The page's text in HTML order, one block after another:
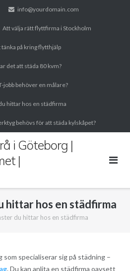
info@yourdomain.com
Att välja rätt flyttfirma i Stockholm
tänka på kring flytthjälp
det att städa 80 kvm?
jobb behöver en målare?
hittar hos en städfirma
behövs för att städa kylskåpet?
i Göteborg |
|
hittar hos en städfirma
du hittar hos en städfirma
specialiserar sig på städning –
. Du kan anlita en städfirma oavsett